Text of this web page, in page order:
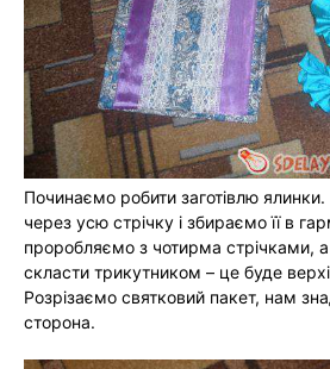
Починаємо робити заготівлю
через усю стрічку і збираємо її в
проробляємо з чотирма стрічками,
скласти трикутником – це буде
Розрізаємо святковий пакет, нам
сторона.